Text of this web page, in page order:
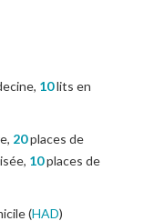
10lits en
20places de
10places de
(HAD)